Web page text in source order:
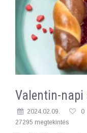
Valentin-napi
2024.02.09. 0
27295 megtekintés